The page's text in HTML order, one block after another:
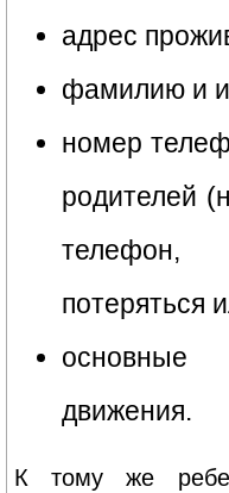
адрес
фамилию и
номер
родителей
потеряться
основные
движения.
К тому же